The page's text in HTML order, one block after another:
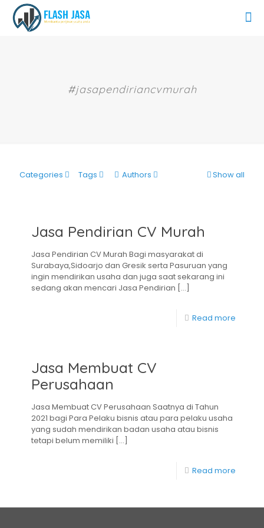
#jasapendiriancvmurah
Categories Tags Authors Show all
Jasa Pendirian CV Murah
Jasa Pendirian CV Murah Bagi masyarakat di
Surabaya,Sidoarjo dan Gresik serta Pasuruan yang
ingin mendirikan usaha dan juga saat sekarang ini
sedang akan mencari Jasa Pendirian […]
Read more
Jasa Membuat CV
Perusahaan
Jasa Membuat CV Perusahaan Saatnya di Tahun
2021 bagi Para Pelaku bisnis atau para pelaku usaha
yang sudah mendirikan badan usaha atau bisnis
tetapi belum memiliki […]
Read more